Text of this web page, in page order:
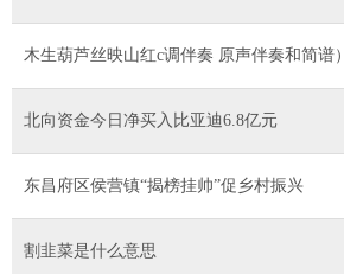
木生葫芦丝映山红c调伴奏 原声伴奏和简谱）
北向资金今日净买入比亚迪6.8亿元
东昌府区侯营镇“揭榜挂帅”促乡村振兴
割韭菜是什么意思